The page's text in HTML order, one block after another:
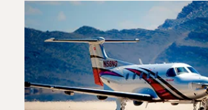
Flughafen Amiens - Henry Potez : Die
Foto des Flugzeugs
Geschwindigkeit (km/h)
Reichweite (NM)